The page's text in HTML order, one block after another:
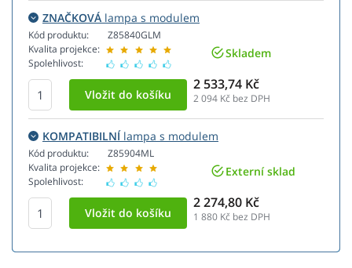
ZNAČKOVÁ lampa s modulem
Kód produktu:
Kvalita projekce:
Spolehlivost:
Z85840GLM
Skladem
2 533,74 Kč
2 094 Kč bez DPH
KOMPATIBILNÍlampa s modulem
Kód produktu:
Kvalita projekce:
Spolehlivost:
Z85904ML
Externí sklad
2 274,80 Kč
1 880 Kč bez DPH